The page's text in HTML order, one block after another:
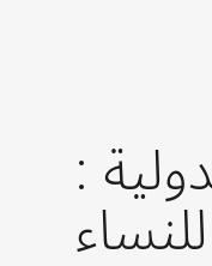
:
مدينة غزة (أ.ف.ب)